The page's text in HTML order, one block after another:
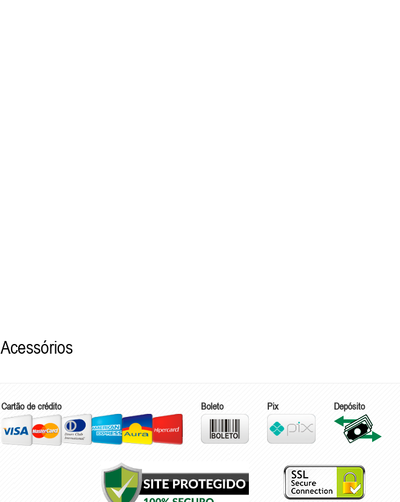
Cartão de crédito Boleto Pix Depósito